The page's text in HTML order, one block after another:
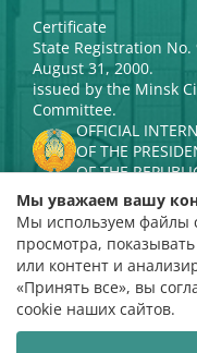
Certificate
State Registration No.
August 31, 2000.
issued by the Minsk
Committee.
OFFICIAL
OF THE
OF THE
MINISTRY OF
REPUBLIC OF
PORTAL
RATING
Rating 4.9
based on 112
Мы уважаем вашу
Мы используем файлы
просмотра,
или контент и
«Принять все», вы
cookie наших сайтов.